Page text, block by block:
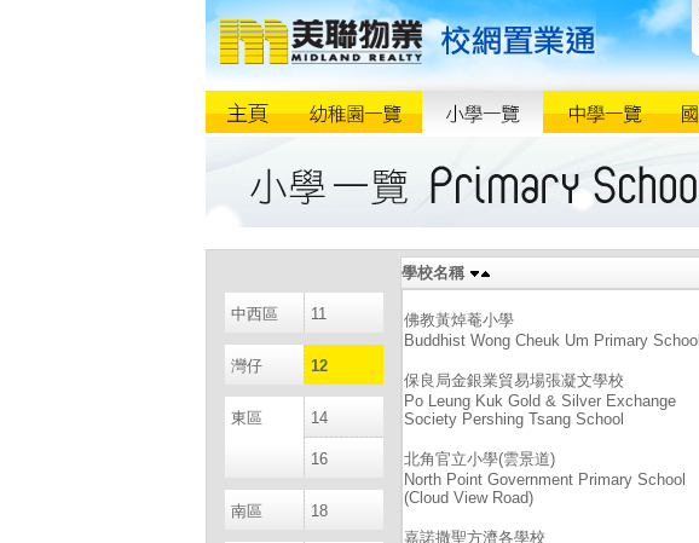
中西區 11
灣仔 12
東區 14
16
南區 18
學校名稱
佛教黃焯菴小學
Buddhist Wong Cheuk Um Primary School
保良局金銀業貿易場張凝文學校
Po Leung Kuk Gold & Silver Exchange
Society Pershing Tsang School
北角官立小學(雲景道)
North Point Government Primary School
(Cloud View Road)
嘉諾撒聖方濟各學校